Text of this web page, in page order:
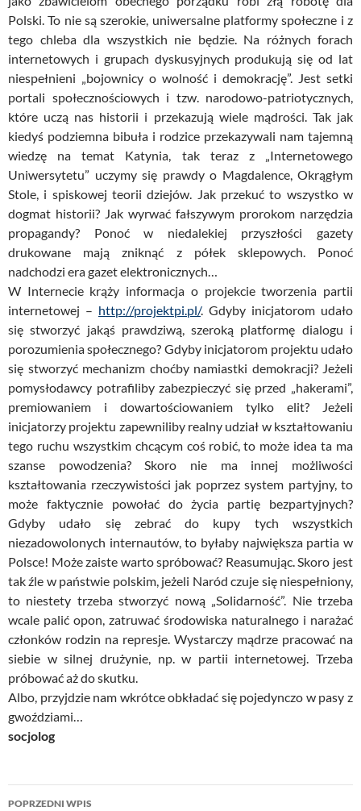
Polski. To nie są szerokie, uniwersalne platformy społeczne i z
tego chleba dla wszystkich nie będzie. Na różnych forach
internetowych i grupach dyskusyjnych produkują się od lat
niespełnieni „bojownicy o wolność i demokrację”. Jest setki
portali społecznościowych i tzw. narodowo-patriotycznych,
które uczą nas historii i przekazują wiele mądrości. Tak jak
kiedyś podziemna bibuła i rodzice przekazywali nam tajemną
wiedzę na temat Katynia, tak teraz z „Internetowego
Uniwersytetu” uczymy się prawdy o Magdalence, Okrągłym
Stole, i spiskowej teorii dziejów. Jak przekuć to wszystko w
dogmat historii? Jak wyrwać fałszywym prorokom narzędzia
propagandy? Ponoć w niedalekiej przyszłości gazety
drukowane mają zniknąć z półek sklepowych. Ponoć
nadchodzi era gazet elektronicznych…
W Internecie krąży informacja o projekcie tworzenia partii
internetowej – http://projektpi.pl/. Gdyby inicjatorom udało
się stworzyć jakąś prawdziwą, szeroką platformę dialogu i
porozumienia społecznego? Gdyby inicjatorom projektu udało
się stworzyć mechanizm choćby namiastki demokracji? Jeżeli
pomysłodawcy potrafiliby zabezpieczyć się przed „hakerami”,
premiowaniem i dowartościowaniem tylko elit? Jeżeli
inicjatorzy projektu zapewniliby realny udział w kształtowaniu
tego ruchu wszystkim chcącym coś robić, to może idea ta ma
szanse powodzenia? Skoro nie ma innej możliwości
kształtowania rzeczywistości jak poprzez system partyjny, to
może faktycznie powołać do życia partię bezpartyjnych?
Gdyby udało się zebrać do kupy tych wszystkich
niezadowolonych internautów, to byłaby największa partia w
Polsce! Może zaiste warto spróbować? Reasumując. Skoro jest
tak źle w państwie polskim, jeżeli Naród czuje się niespełniony,
to niestety trzeba stworzyć nową „Solidarność”. Nie trzeba
wcale palić opon, zatruwać środowiska naturalnego i narażać
członków rodzin na represje. Wystarczy mądrze pracować na
siebie w silnej drużynie, np. w partii internetowej. Trzeba
próbować aż do skutku.
Albo, przyjdzie nam wkrótce obkładać się pojedynczo w pasy z
gwoździami…
socjolog
Nawigacja
POPRZEDNI WPIS